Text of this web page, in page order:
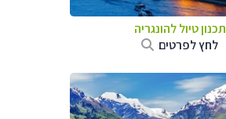
תכנון טיול להונגריה
לחץ לפרטים